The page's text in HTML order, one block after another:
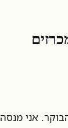
אני מנסה